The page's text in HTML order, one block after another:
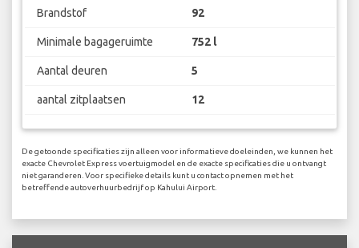
Brandstof 92
Minimale bagageruimte 752 l
Aantal deuren 5
aantal zitplaatsen 12
De getoonde specificaties zijn alleen voor informatieve doeleinden, we kunnen het
exacte Chevrolet Express voertuigmodel en de exacte specificaties die u ontvangt
niet garanderen. Voor specifieke details kunt u contact opnemen met het
betreffende autoverhuurbedrijf op Kahului Airport.